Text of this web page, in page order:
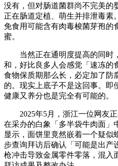
没有，但对肠道菌群尚不完美的
正在肠道定植、萌生并排泄毒素
免食用可能含有肉毒梭菌芽孢的
蜜。
当然正在通明度提高的同时
和，好比良多人会感觉「速冻的
食物保质期那么长，必定加了防
的。现实上底子不是这回事。即
健康又养分也是完全有可能的。
2025年5月，浙江一位网友正
在采办的白象「多半袋牛肉面」
显示，面饼里竟然嵌着一个疑似
步查询拜访后确认「可能是出产
枪冲击导致金属零件零落，混入